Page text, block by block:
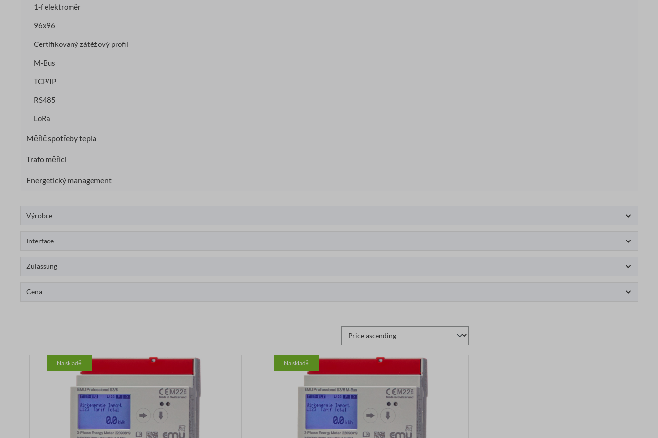
1-f elektroměr
96x96
Certifikovaný zátěžový profil
M-Bus
TCP/IP
RS485
LoRa
Měřič spotřeby tepla
Trafo měřící
Energetický management
Výrobce
Interface
Zulassung
Cena
Na skladě Na skladě